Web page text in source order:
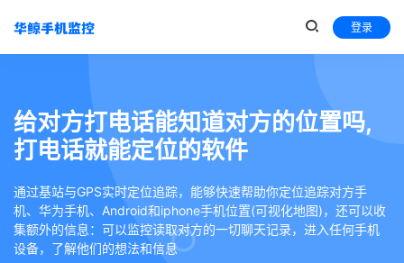
登录
给对方打电话能知道对方的位置吗,
打电话就能定位的软件
通过基站与GPS实时定位追踪，能够快速帮助你定位追踪对方手
机、华为手机、Android和iphone手机位置(可视化地图)，还可以收
集额外的信息：可以监控读取对方的一切聊天记录，进入任何手机
设备，了解他们的想法和信息